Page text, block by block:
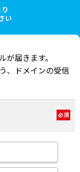
い
が届きます。
、ドメインの受信
必須